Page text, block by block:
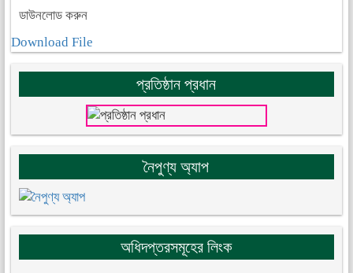
ডাউনলোড করুন
Download File
প্রতিষ্ঠান প্রধান
নৈপুণ্য অ্যাপ
অধিদপ্তরসমূহের লিংক